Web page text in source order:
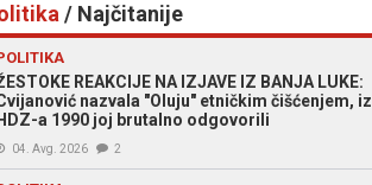
/ Najčitanije
REAKCIJE NA IZJAVE IZ BANJA LUKE:
nazvala "Oluju" etničkim čišćenjem, iz
a 1990 joj brutalno odgovorili
04. Avg. 2026 2